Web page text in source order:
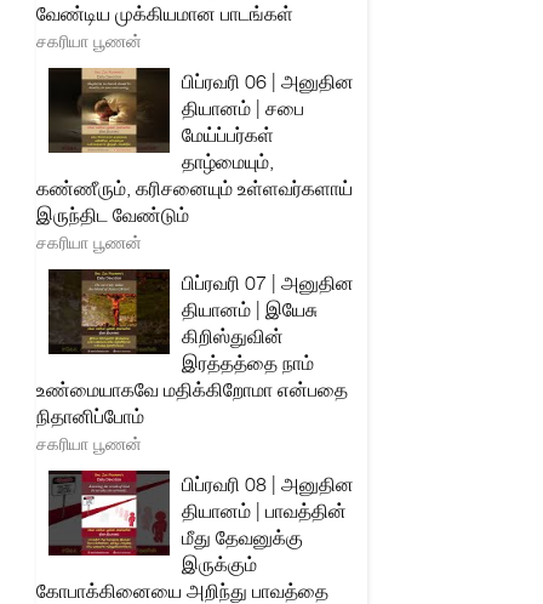
வேண்டிய முக்கியமான பாடங்கள்
சகரியா பூணன்
பிப்ரவரி 06 | அனுதின
தியானம் | சபை
மேய்ப்பர்கள்
தாழ்மையும்,
கண்ணீரும், கரிசனையும் உள்ளவர்களாய்
இருந்திட வேண்டும்
சகரியா பூணன்
பிப்ரவரி 07 | அனுதின
தியானம் | இயேசு
கிறிஸ்துவின்
இரத்தத்தை நாம்
உண்மையாகவே மதிக்கிறோமா என்பதை
நிதானிப்போம்
சகரியா பூணன்
பிப்ரவரி 08 | அனுதின
தியானம் | பாவத்தின்
மீது தேவனுக்கு
இருக்கும்
கோபாக்கினையை அறிந்து பாவத்தை